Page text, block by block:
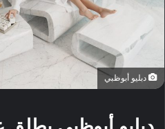
دبليو أبوظبي